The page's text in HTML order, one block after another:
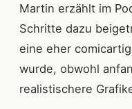
Martin erzählt im
Schritte dazu
eine eher
wurde, obwohl
realistischere